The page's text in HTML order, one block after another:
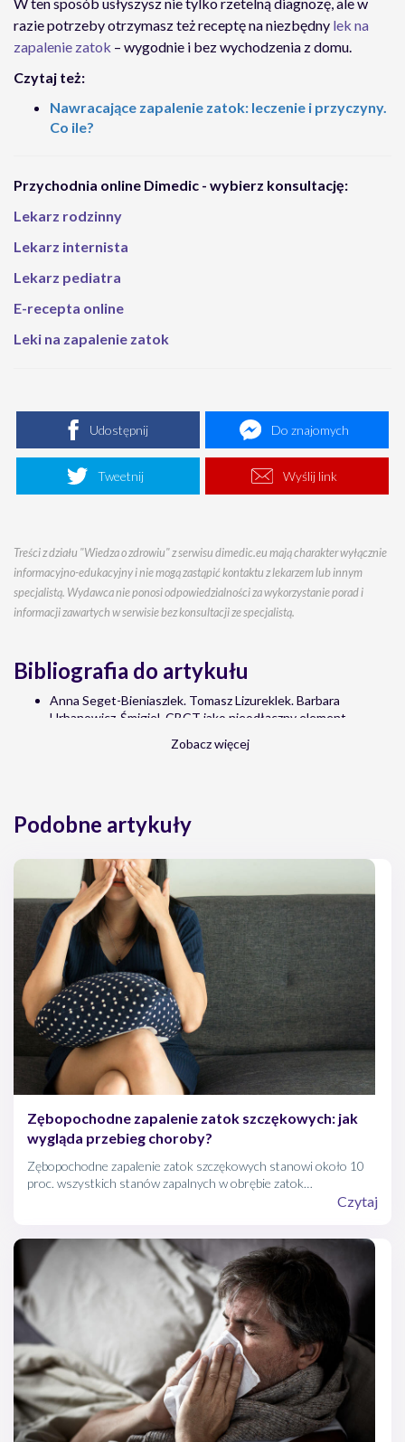
razie potrzeby otrzymasz też receptę na niezbędny lek na
zapalenie zatok – wygodnie i bez wychodzenia z domu.
Czytaj też:
Nawracające zapalenie zatok: leczenie i przyczyny.
Co ile?
Przychodnia online Dimedic - wybierz konsultację:
Lekarz rodzinny
Lekarz internista
Lekarz pediatra
E-recepta online
Leki na zapalenie zatok
Udostępnij Do znajomych
Tweetnij Wyślij link
Treści z działu "Wiedza o zdrowiu" z serwisu dimedic.eu mają charakter wyłącznie
informacyjno-edukacyjny i nie mogą zastąpić kontaktu z lekarzem lub innym
specjalistą. Wydawca nie ponosi odpowiedzialności za wykorzystanie porad i
informacji zawartych w serwisie bez konsultacji ze specjalistą.
Bibliografia do artykułu
Anna Seget-Bieniaszlek. Tomasz Lizureklek. Barbara
Urbanowicz-Śmigiel, CBCT jako nieodłączny element
zębopochodne zmiany zapalne w zatoce szczękowej. Opis
diagnostyki i leczenia zapaleń zatok przynosowych z
praktycznym komentarzem, Forum Medycyny Rodzinnej
Elżbieta Tryka, Zapalenie zatok przynosowych, Nowa
Medycyna 2/2009
Zobacz więcej
Podobne artykuły
Zębopochodne zapalenie zatok szczękowych: jak
wygląda przebieg choroby?
Zębopochodne zapalenie zatok szczękowych stanowi około 10
proc. wszystkich stanów zapalnych w obrębie zatok
Czytaj